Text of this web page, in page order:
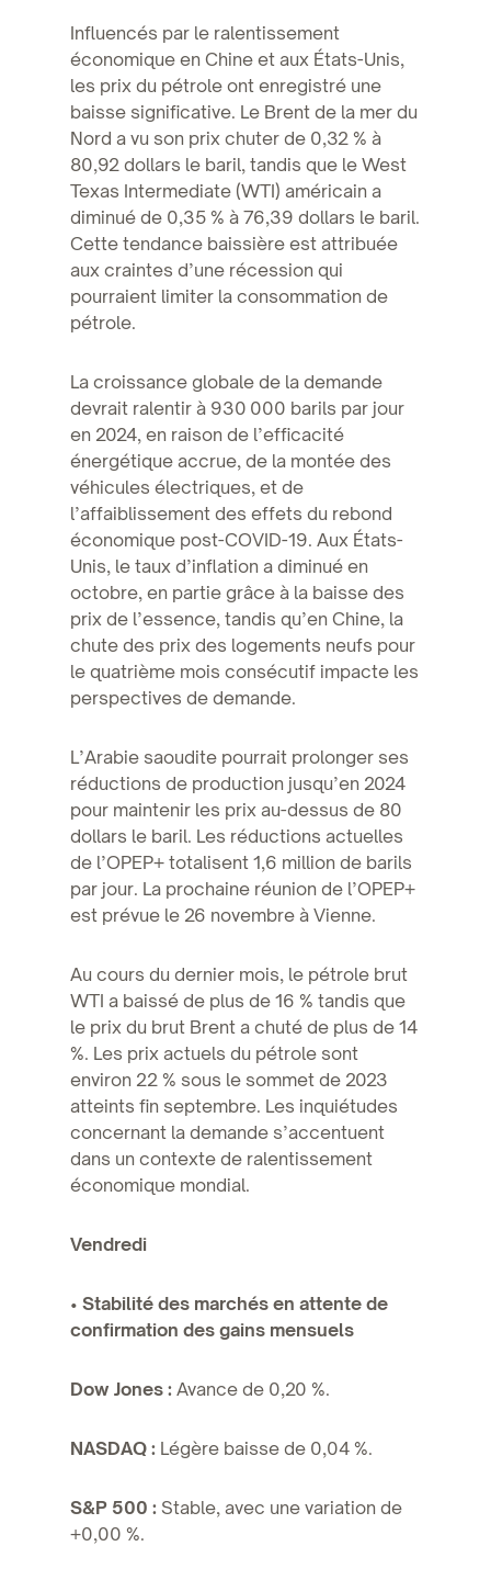
Influencés par le ralentissement
économique en Chine et aux États-Unis,
les prix du pétrole ont enregistré une
baisse significative. Le Brent de la mer du
Nord a vu son prix chuter de 0,32 % à
80,92 dollars le baril, tandis que le West
Texas Intermediate (WTI) américain a
diminué de 0,35 % à 76,39 dollars le baril.
Cette tendance baissière est attribuée
aux craintes d’une récession qui
pourraient limiter la consommation de
pétrole.
La croissance globale de la demande
devrait ralentir à 930 000 barils par jour
en 2024, en raison de l’efficacité
énergétique accrue, de la montée des
véhicules électriques, et de
l’affaiblissement des effets du rebond
économique post-COVID-19. Aux États-
Unis, le taux d’inflation a diminué en
octobre, en partie grâce à la baisse des
prix de l’essence, tandis qu’en Chine, la
chute des prix des logements neufs pour
le quatrième mois consécutif impacte les
perspectives de demande.
L’Arabie saoudite pourrait prolonger ses
réductions de production jusqu’en 2024
pour maintenir les prix au-dessus de 80
dollars le baril. Les réductions actuelles
de l’OPEP+ totalisent 1,6 million de barils
par jour. La prochaine réunion de l’OPEP+
est prévue le 26 novembre à Vienne.
Au cours du dernier mois, le pétrole brut
WTI a baissé de plus de 16 % tandis que
le prix du brut Brent a chuté de plus de 14
%. Les prix actuels du pétrole sont
environ 22 % sous le sommet de 2023
atteints fin septembre. Les inquiétudes
concernant la demande s’accentuent
dans un contexte de ralentissement
économique mondial.
Vendredi
• Stabilité des marchés en attente de
confirmation des gains mensuels
Dow Jones : Avance de 0,20 %.
NASDAQ : Légère baisse de 0,04 %.
S&P 500 : Stable, avec une variation de
+0,00 %.